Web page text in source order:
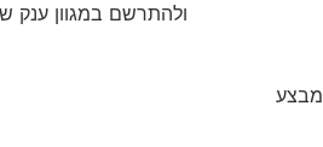
ולהתרשם במגוון ענק
מבצע